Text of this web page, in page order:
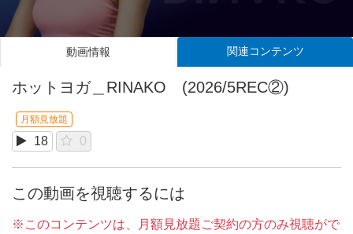
動画情報 関連コンテンツ
ホットヨガ＿RINAKO (2026/5REC②)
月額見放題
18 0
この動画を視聴するには
※このコンテンツは、月額見放題ご契約の方のみ視聴がで